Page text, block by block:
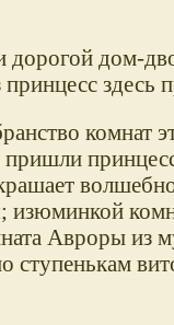
дом-
здесь
комнат
изюминкой
Авроры из